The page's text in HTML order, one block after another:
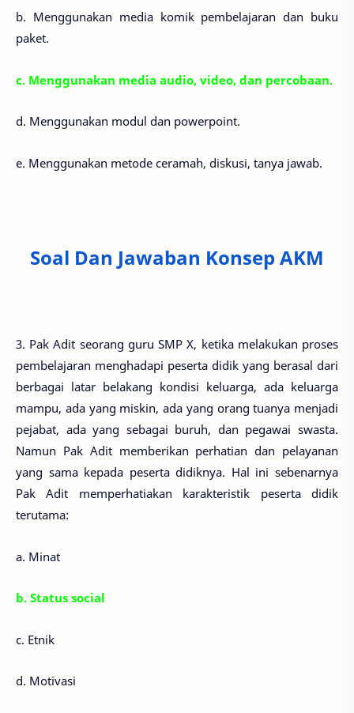
b. Menggunakan media komik pembelajaran dan buku
paket.
c. Menggunakan media audio, video, dan percobaan.
d. Menggunakan modul dan powerpoint.
e. Menggunakan metode ceramah, diskusi, tanya jawab.
Soal Dan Jawaban Konsep AKM
3. Pak Adit seorang guru SMP X, ketika melakukan proses
pembelajaran menghadapi peserta didik yang berasal dari
berbagai latar belakang kondisi keluarga, ada keluarga
mampu, ada yang miskin, ada yang orang tuanya menjadi
pejabat, ada yang sebagai buruh, dan pegawai swasta.
Namun Pak Adit memberikan perhatian dan pelayanan
yang sama kepada peserta didiknya. Hal ini sebenarnya
Pak Adit memperhatiakan karakteristik peserta didik
terutama:
a. Minat
b. Status social
c. Etnik
d. Motivasi